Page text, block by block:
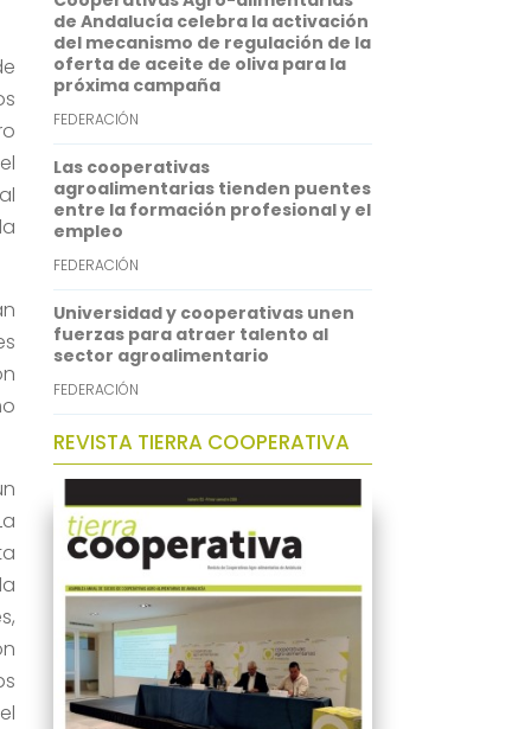
p
I
n
de Andalucía celebra la activación
del mecanismo de regulación de la
oferta de aceite de oliva para la
próxima campaña
FEDERACIÓN
Las cooperativas
agroalimentarias tienden puentes
entre la formación profesional y el
empleo
FEDERACIÓN
Universidad y cooperativas unen
fuerzas para atraer talento al
sector agroalimentario
FEDERACIÓN
REVISTA TIERRA COOPERATIVA